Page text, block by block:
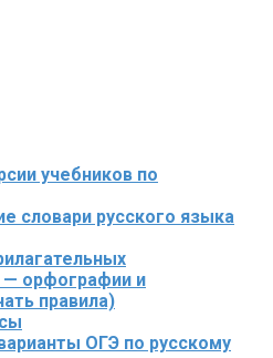
учебников по
словари русского языка
— орфографии и
правила)
ОГЭ по русскому